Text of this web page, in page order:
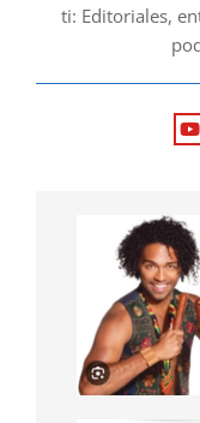
ti: Editoriales,